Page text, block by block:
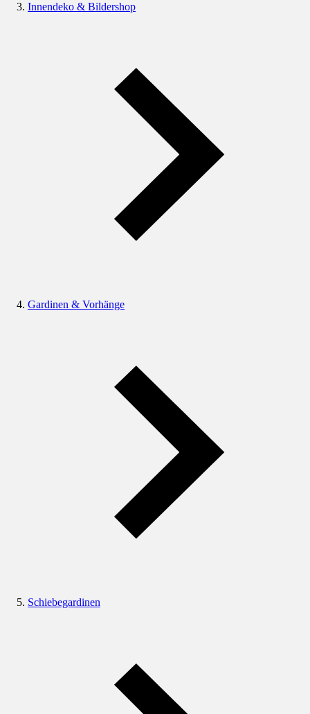
Innendeko & Bildershop
Gardinen & Vorhänge
Schiebegardinen